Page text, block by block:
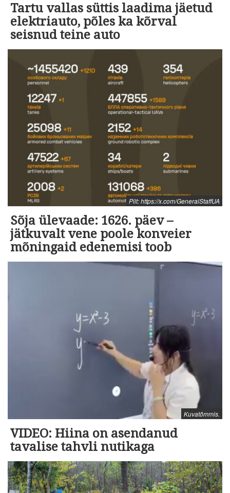
Tartu vallas süttis laadima jäetud
elektriauto, põles ka kõrval
seisnud teine auto
Pilt: https://x.com/GeneralStaffUA
Sõja ülevaade: 1626. päev –
jätkuvalt vene poole konveier
mõningaid edenemisi toob
Kuvatõmmis.
VIDEO: Hiina on asendanud
tavalise tahvli nutikaga